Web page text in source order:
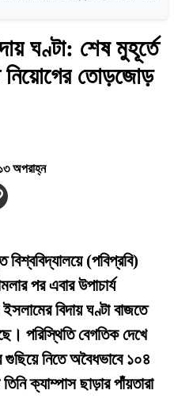
ঘণ্টা: শেষ মুহূর্তে
তোড়জোড়
অপরাহ্ন
বিশ্ববিদ্যালয়ে (পবিপ্রবি)
পর এবার উপাচার্য
বিদায় ঘণ্টা বাজতে
পরিস্থিতি বেগতিক দেখে
নিতে অবৈধভাবে ১০৪
ক্যাম্পাস ছাড়ার পাঁয়তারা